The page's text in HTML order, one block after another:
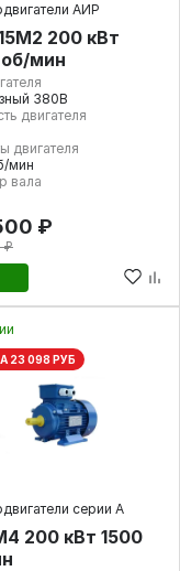
АИР
200 кВт
мин
380В
двигателя
двигателя
мин
вала
₽
₽
23 098 РУБ
серии А
200 кВт 1500